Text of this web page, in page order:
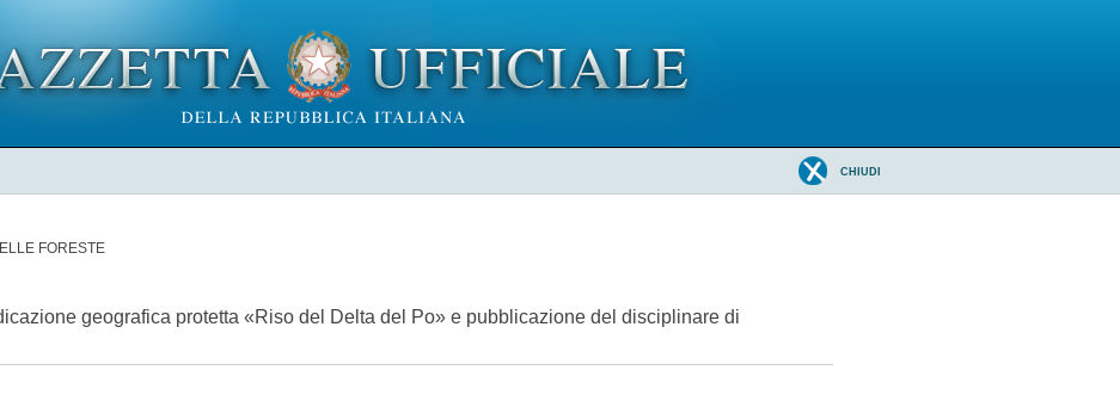
CHIUDI
FORESTE
geografica protetta «Riso del Delta del Po» e pubblicazione del disciplinare di